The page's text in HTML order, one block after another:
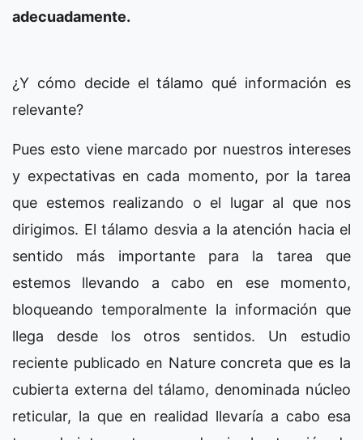
adecuadamente.
¿Y cómo decide el tálamo qué información es
relevante?
Pues esto viene marcado por nuestros intereses
y expectativas en cada momento, por la tarea
que estemos realizando o el lugar al que nos
dirigimos. El tálamo desvia a la atención hacia el
sentido más importante para la tarea que
estemos llevando a cabo en ese momento,
bloqueando temporalmente la información que
llega desde los otros sentidos. Un estudio
reciente publicado en Nature concreta que es la
cubierta externa del tálamo, denominada núcleo
reticular, la que en realidad llevaría a cabo esa